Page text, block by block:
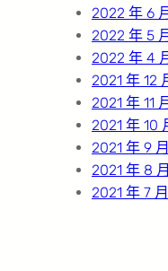
2022 年 6 月
2022 年 5 月
2022 年 4
2021 年 12
2021 年 11 月
2021 年 10
2021 年 9 月
2021 年 8 月
2021 年 7 月